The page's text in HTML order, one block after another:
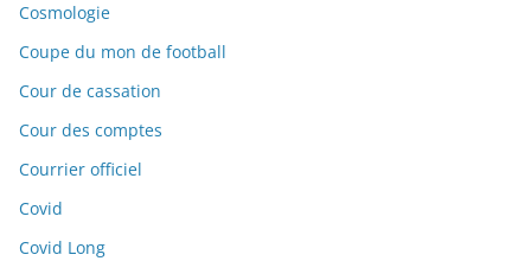
Cosmologie
Coupe du mon de football
Cour de cassation
Cour des comptes
Courrier officiel
Covid
Covid Long